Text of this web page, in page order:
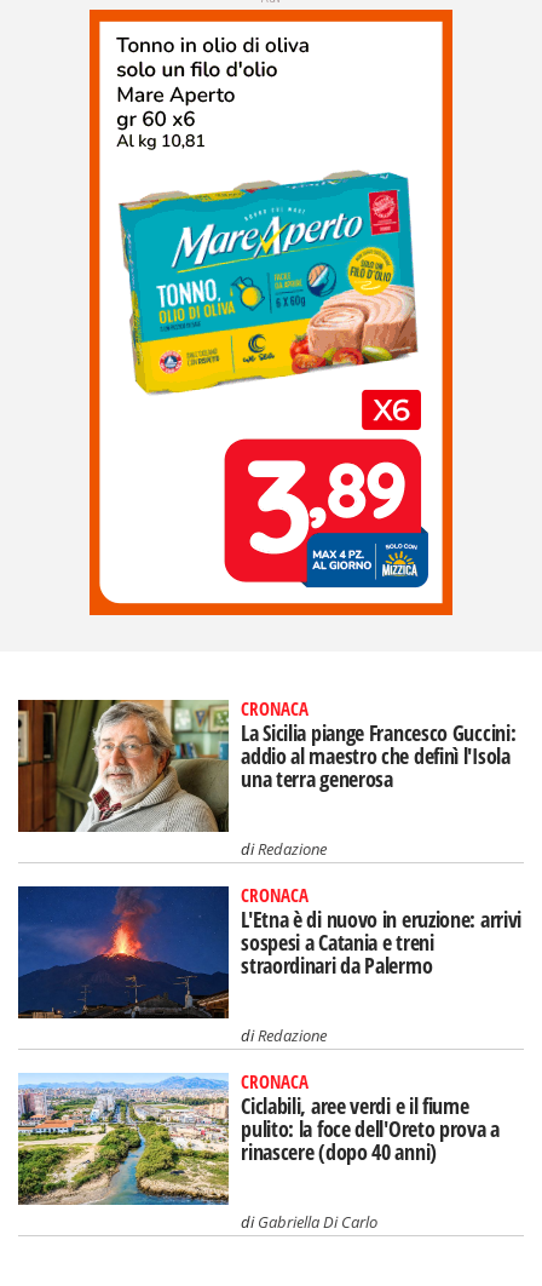
CRONACA
La Sicilia piange Francesco Guccini:
addio al maestro che definì l'Isola
una terra generosa
diRedazione
CRONACA
L'Etna è di nuovo in eruzione: arrivi
sospesi a Catania e treni
straordinari da Palermo
diRedazione
CRONACA
Ciclabili, aree verdi e il fiume
pulito: la foce dell'Oreto prova a
rinascere (dopo 40 anni)
diGabriella Di Carlo